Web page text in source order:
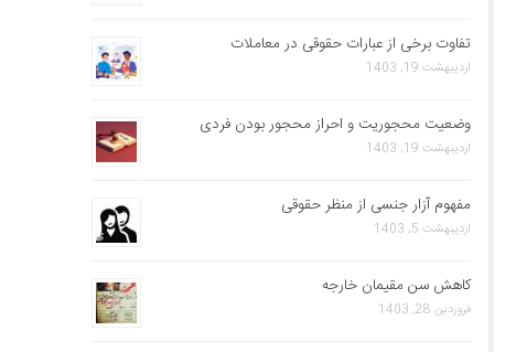
تفاوت برخی از عبارات حقوقی در معاملات
اردیبهشت 19, 1403
وضعیت محجوریت و احراز محجور بودن فردی
اردیبهشت 19, 1403
مفهوم آزار جنسی از منظر حقوقی
اردیبهشت 5, 1403
کاهش سن مقیمان خارجه
فروردین 28, 1403